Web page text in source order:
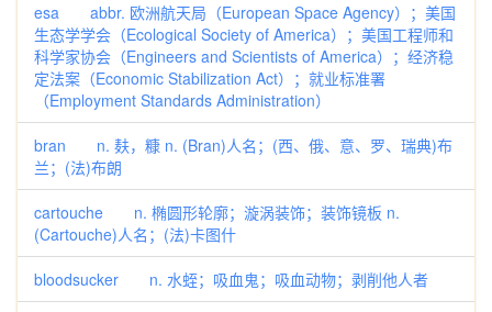
esa abbr. 欧洲航天局（European Space Agency）；美国
生态学学会（Ecological Society of America）；美国工程师和
科学家协会（Engineers and Scientists of America）；经济稳
定法案（Economic Stabilization Act）；就业标准署
（Employment Standards Administration）
bran n. 麸，糠 n. (Bran)人名；(西、俄、意、罗、瑞典)布
兰；(法)布朗
cartouche n. 椭圆形轮廓；漩涡装饰；装饰镜板 n.
(Cartouche)人名；(法)卡图什
bloodsucker n. 水蛭；吸血鬼；吸血动物；剥削他人者